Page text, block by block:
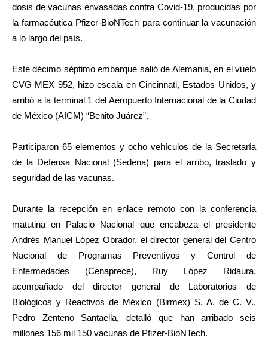
dosis de vacunas envasadas contra Covid-19, producidas por
la farmacéutica Pfizer-BioNTech para continuar la vacunación
a lo largo del país.
Este décimo séptimo embarque salió de Alemania, en el vuelo
CVG MEX 952, hizo escala en Cincinnati, Estados Unidos, y
arribó a la terminal 1 del Aeropuerto Internacional de la Ciudad
de México (AICM) “Benito Juárez”.
Participaron 65 elementos y ocho vehículos de la Secretaría
de la Defensa Nacional (Sedena) para el arribo, traslado y
seguridad de las vacunas.
Durante la recepción en enlace remoto con la conferencia
matutina en Palacio Nacional que encabeza el presidente
Andrés Manuel López Obrador, el director general del Centro
Nacional de Programas Preventivos y Control de
Enfermedades (Cenaprece), Ruy López Ridaura,
acompañado del director general de Laboratorios de
Biológicos y Reactivos de México (Birmex) S. A. de C. V.,
Pedro Zenteno Santaella, detalló que han arribado seis
millones 156 mil 150 vacunas de Pfizer-BioNTech.